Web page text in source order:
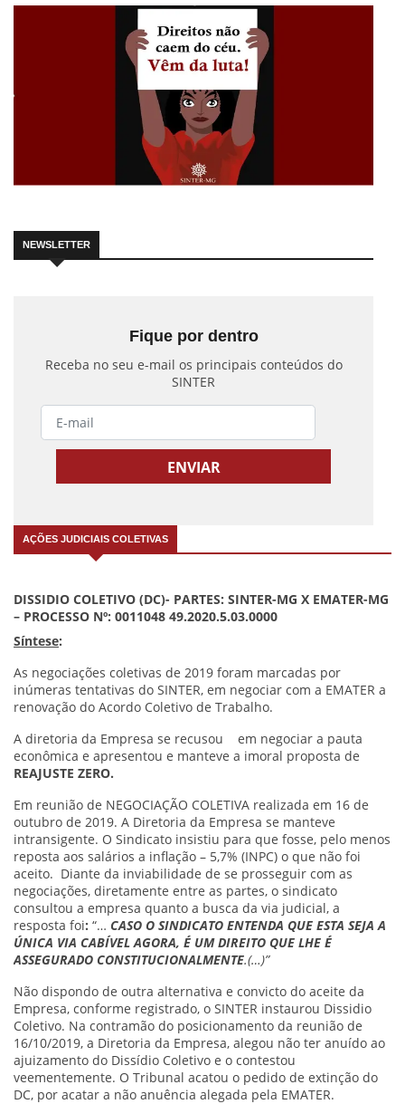
NEWSLETTER
Fique por dentro
Receba no seu e-mail os principais conteúdos do
SINTER
AÇÕES JUDICIAIS COLETIVAS
DISSIDIO COLETIVO (DC)- PARTES: SINTER-MG X EMATER-MG
– PROCESSO Nº: 0011048 49.2020.5.03.0000
Síntese:
As negociações coletivas de 2019 foram marcadas por
inúmeras tentativas do SINTER, em negociar com a EMATER a
renovação do Acordo Coletivo de Trabalho.
A diretoria da Empresa se recusou em negociar a pauta
econômica e apresentou e manteve a imoral proposta de
REAJUSTE ZERO.
Em reunião de NEGOCIAÇÃO COLETIVA realizada em 16 de
outubro de 2019. A Diretoria da Empresa se manteve
intransigente. O Sindicato insistiu para que fosse, pelo menos
reposta aos salários a inflação – 5,7% (INPC) o que não foi
aceito. Diante da inviabilidade de se prosseguir com as
negociações, diretamente entre as partes, o sindicato
consultou a empresa quanto a busca da via judicial, a
resposta foi: “… CASO O SINDICATO ENTENDA QUE ESTA SEJA A
ÚNICA VIA CABÍVEL AGORA, É UM DIREITO QUE LHE É
ASSEGURADO CONSTITUCIONALMENTE.(…)”
Não dispondo de outra alternativa e convicto do aceite da
Empresa, conforme registrado, o SINTER instaurou Dissidio
Coletivo. Na contramão do posicionamento da reunião de
16/10/2019, a Diretoria da Empresa, alegou não ter anuído ao
ajuizamento do Dissídio Coletivo e o contestou
veementemente. O Tribunal acatou o pedido de extinção do
DC, por acatar a não anuência alegada pela EMATER.